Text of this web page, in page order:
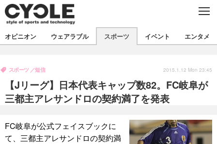
C
E
製品/用品
衣類
飲食
バックナンバー
コラム
インプレ
ボイス
デバイス
ビジネス
国内
スポーツ
選手
写真
試乗会
スポーツ
エンタメ
オピニオン ウェアラブル スポーツ イベント エンタメ
【Jリーグ】日本代表キャップ数82。FC岐阜が
三都主アレサンドロの契約満了を発表
スポーツ 短信 2015.1.12 Mon 23:45
FC岐阜が公式フェイスブックに
て、三都主アレサンドロの契約満